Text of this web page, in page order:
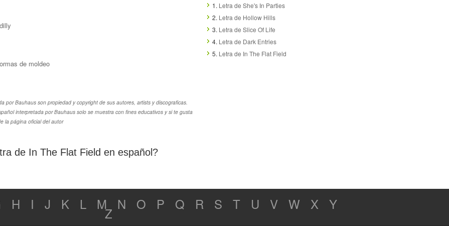
de moldeo
por Bauhaus son propiedad y copyright de sus autores, artists y discograficas.
interpretada por Bauhaus solo se muestra con fines educativos y si te gusta
la página oficial del autor
de In The Flat Field en español?
1. Letra de She's In Parties
2. Letra de Hollow Hills
3. Letra de Slice Of Life
4. Letra de Dark Entries
5. Letra de In The Flat Field
H I J K L M N O P Q R S T U V W X Y
Z